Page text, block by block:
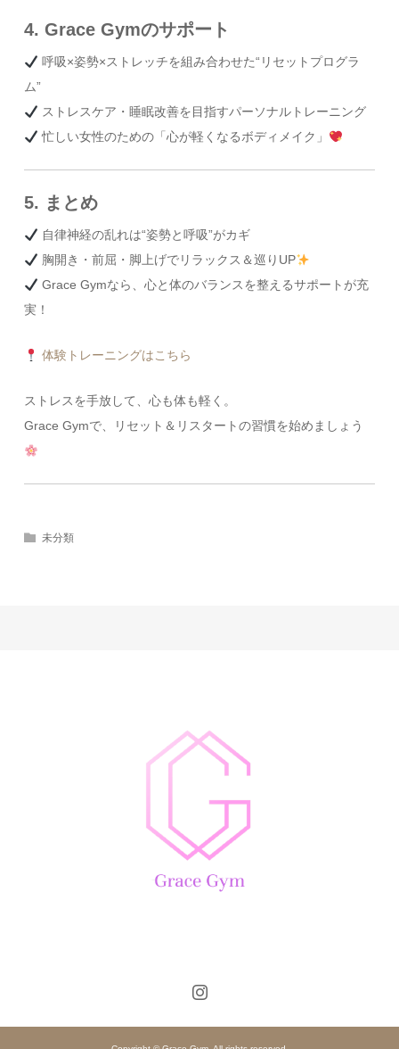
4. Grace Gymのサポート
呼吸×姿勢×ストレッチを組み合わせた“リセットプログラ
ム”
ストレスケア・睡眠改善を目指すパーソナルトレーニング
忙しい女性のための「心が軽くなるボディメイク」
5. まとめ
自律神経の乱れは“姿勢と呼吸”がカギ
胸開き・前屈・脚上げでリラックス＆巡りUP
Grace Gymなら、心と体のバランスを整えるサポートが充
実！
体験トレーニングはこちら
ストレスを手放して、心も体も軽く。
Grace Gymで、リセット＆リスタートの習慣を始めましょう
未分類